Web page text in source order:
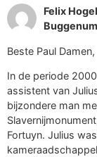
Felix
Buggenum
Beste Paul Damen,
In de periode
assistent van
bijzondere man
Fortuyn. Julius